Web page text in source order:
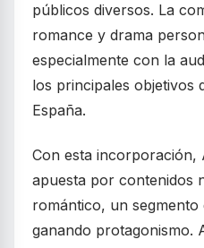
públicos diversos. La
romance y drama
especialmente con la
los principales objetivos
España.
Con esta
apuesta por contenidos
romántico, un segmento
ganando protagonismo.